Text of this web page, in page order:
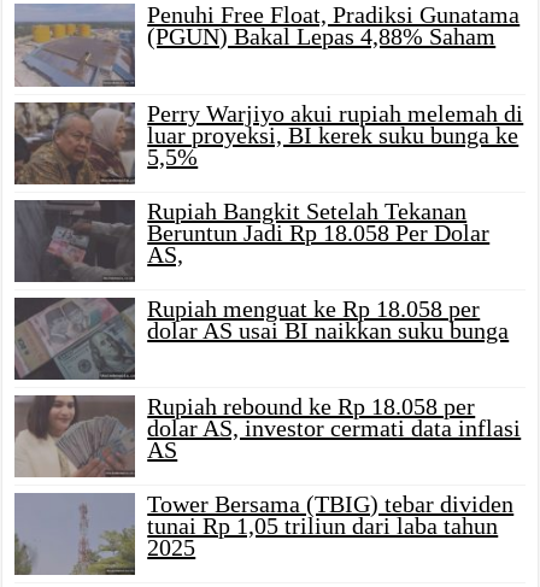
Penuhi Free Float, Pradiksi Gunatama
(PGUN) Bakal Lepas 4,88% Saham
Perry Warjiyo akui rupiah melemah di
luar proyeksi, BI kerek suku bunga ke
5,5%
Rupiah Bangkit Setelah Tekanan
Beruntun Jadi Rp 18.058 Per Dolar
AS,
Rupiah menguat ke Rp 18.058 per
dolar AS usai BI naikkan suku bunga
Rupiah rebound ke Rp 18.058 per
dolar AS, investor cermati data inflasi
AS
Tower Bersama (TBIG) tebar dividen
tunai Rp 1,05 triliun dari laba tahun
2025